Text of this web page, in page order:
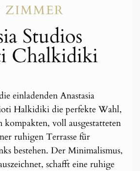
ZIMMER
Studios
Chalkidiki
einladenden Anastasia
Halkidiki die perfekte Wahl,
kompakten, voll ausgestatteten
ruhigen Terrasse für
bestehen. Der Minimalismus,
schafft eine ruhige